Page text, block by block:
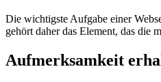
Die wichtigste Aufgabe einer
gehört daher das Element, das die
Aufmerksamkeit